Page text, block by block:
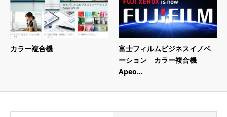
カラー複合機
富士フィルムビジネスイノベ
ーション カラー複合機
Apeo...